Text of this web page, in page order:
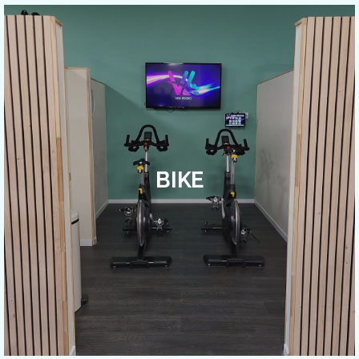
BIKE